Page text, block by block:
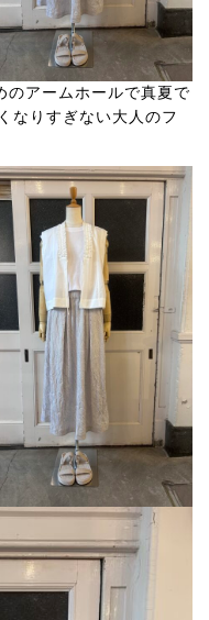
のアームホールで真夏で
なりすぎない大人のフ